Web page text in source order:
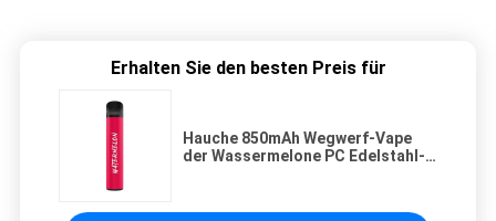
Erhalten Sie den besten Preis für
Hauche 850mAh Wegwerf-Vape
der Wassermelone PC Edelstahl-E